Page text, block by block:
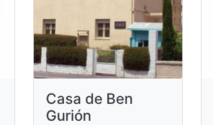
Casa de Ben
Gurión